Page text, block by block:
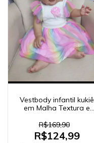
Vestbody infantil kukiê
em Malha Textura e
R$169,90
R$124,99